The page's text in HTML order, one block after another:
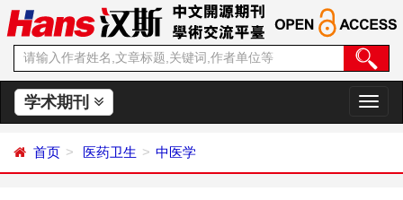
学术期刊
切
换
首页 医药卫生 中医学